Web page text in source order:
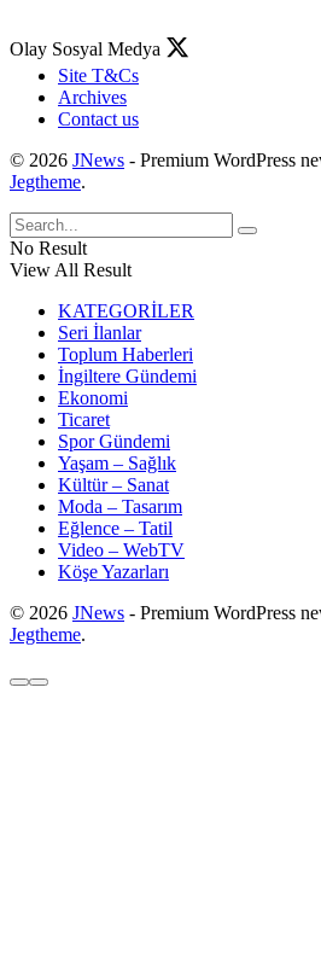
Olay Sosyal Medya
Site T&Cs
Archives
Contact us
© 2026 JNews - Premium WordPress
Jegtheme.
No Result
View All Result
KATEGORİLER
Seri İlanlar
Toplum Haberleri
İngiltere Gündemi
Ekonomi
Ticaret
Spor Gündemi
Yaşam – Sağlık
Kültür – Sanat
Moda – Tasarım
Eğlence – Tatil
Video – WebTV
Köşe Yazarları
© 2026 JNews - Premium WordPress
Jegtheme.